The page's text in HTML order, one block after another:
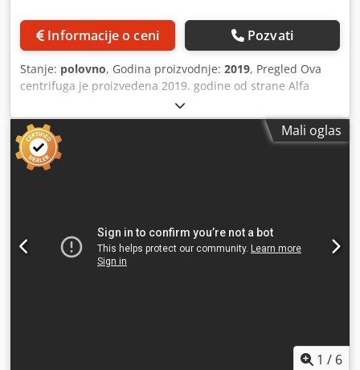
mm Brzina bubnja: do približno 4.000 obrtaja u minuti
Cedpfoxqga Aex An Isrf Maksimalna centrifugalna sila:
separacije u mlečnoj industriji, industriji hrane i pića,
proizvodnji skroba, hemijskoj industriji i obradi
industrijskih otpadnih voda. Lokacija: Danska Cena: Na
upit Opcije pakovanja Dostupno kao kompletna linija (3 ×
dekantatora + 3 × sekcije sa ventilima) Ili se prodaje
pojedinačno sa odgovarajućom sekcijom ventila. Lokacija
Informacije o ceni Pozvati
Stanje: polovno, Godina proizvodnje: 2019, Pregled Ova
centrifuga je proizvedena 2019. godine od strane Alfa
Laval. Model CLARABREW 2050 je dizajniran za obradu piva
u industriji napitaka. Mašina je još uvek instalirana i može
se na zahtev pogledati u proizvodnji. Dostupna je odmah.
Crjdeyuc Ulspfx An Ief Tehnički podaci - Kapacitet: 80 hl/h
– 150 hl/h - Primena: pivo - Radni sati: 1.800 h
Mali oglas
1 / 6